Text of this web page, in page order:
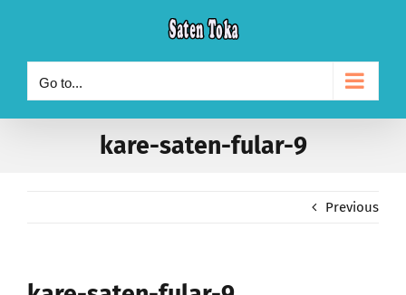
content
Go to...
kare-saten-fular-9
Previous